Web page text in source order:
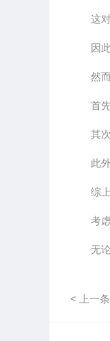
这
因
然
首
其
此
综
考
无
< 上一